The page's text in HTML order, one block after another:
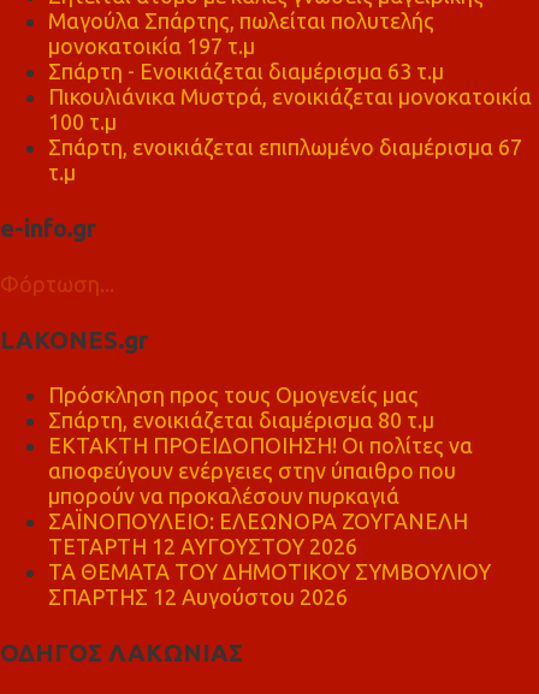
Μαγούλα Σπάρτης, πωλείται πολυτελής
μονοκατοικία 197 τ.μ
Σπάρτη - Ενοικιάζεται διαμέρισμα 63 τ.μ
Πικουλιάνικα Μυστρά, ενοικιάζεται μονοκατοικία
100 τ.μ
Σπάρτη, ενοικιάζεται επιπλωμένο διαμέρισμα 67
τ.μ
e-info.gr
Φόρτωση...
LAKONES.gr
Πρόσκληση προς τους Ομογενείς μας
Σπάρτη, ενοικιάζεται διαμέρισμα 80 τ.μ
ΕΚΤΑΚΤΗ ΠΡΟΕΙΔΟΠΟΙΗΣΗ! Οι πολίτες να
αποφεύγουν ενέργειες στην ύπαιθρο που
μπορούν να προκαλέσουν πυρκαγιά
ΣΑΪΝΟΠΟΥΛΕΙΟ: ΕΛΕΩΝΟΡΑ ΖΟΥΓΑΝΕΛΗ
ΤΕΤΑΡΤΗ 12 ΑΥΓΟΥΣΤΟΥ 2026
ΤΑ ΘΕΜΑΤΑ ΤΟΥ ΔΗΜΟΤΙΚΟΥ ΣΥΜΒΟΥΛΙΟΥ
ΣΠΑΡΤΗΣ 12 Αυγούστου 2026
ΟΔΗΓΟΣ ΛΑΚΩΝΙΑΣ